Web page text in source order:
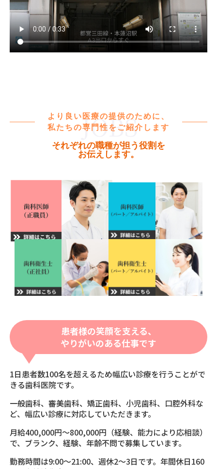
より良い医療の提供のために、
私たちの専門性をご紹介します
それぞれの職種が担う役割を
お伝えします。
患者様の笑顔を支える、
やりがいのある仕事です
1日患者数100名を超えるため幅広い診療を行うことがで
きる歯科医院です。
一般歯科、審美歯科、矯正歯科、小児歯科、口腔外科な
ど、幅広い診療に対応していただきます。
月給400,000円〜800,000円（経験、能力により応相談）
で、ブランク、経験、年齢不問で募集しています。
勤務時間は9:00〜21:00、週休2〜3日です。年間休日160